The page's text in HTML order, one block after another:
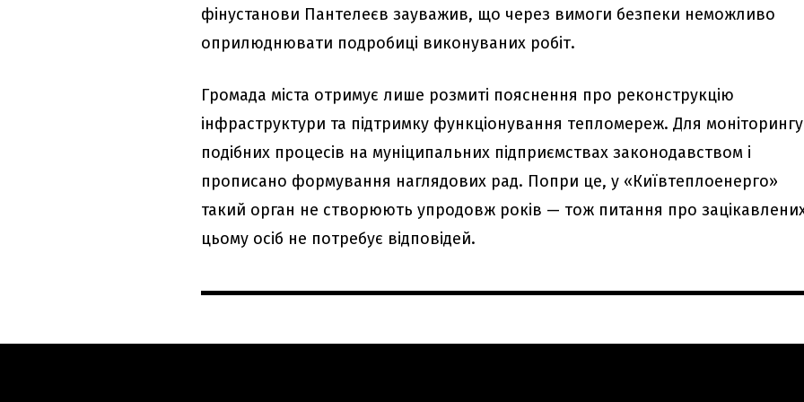
фінустанови Пантелеєв зауважив, що через вимоги безпеки неможливо
оприлюднювати подробиці виконуваних робіт.
Громада міста отримує лише розмиті пояснення про реконструкцію
інфраструктури та підтримку функціонування тепломереж. Для моніторингу
подібних процесів на муніципальних підприємствах законодавством і
прописано формування наглядових рад. Попри це, у «Київтеплоенерго»
такий орган не створюють упродовж років — тож питання про
цьому осіб не потребує відповідей.